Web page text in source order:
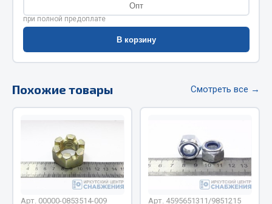
Весь раздел
РТИ
Лента конвейерная
Патрубки
Прокладки
Рукава высокого давления
Опт
при полной предоплате
В корзину
Похожие товары Смотреть все →
Арт. 00000-0853514-009 Арт. 4595651311/9851215